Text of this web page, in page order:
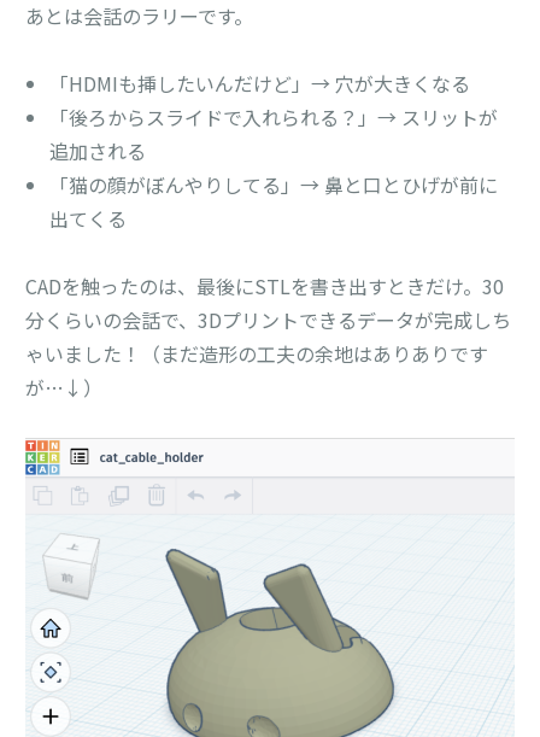
あとは会話のラリーです。
「HDMIも挿したいんだけど」→ 穴が大きくなる
「後ろからスライドで入れられる？」→ スリットが
追加される
「猫の顔がぼんやりしてる」→ 鼻と口とひげが前に
出てくる
CADを触ったのは、最後にSTLを書き出すときだけ。30
分くらいの会話で、3Dプリントできるデータが完成しち
ゃいました！（まだ造形の工夫の余地はありありです
が…↓）